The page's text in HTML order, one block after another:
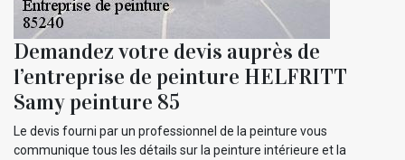
Demandez votre devis auprès de
l’entreprise de peinture HELFRITT
Samy peinture 85
Le devis fourni par un professionnel de la peinture vous
communique tous les détails sur la peinture intérieure et la